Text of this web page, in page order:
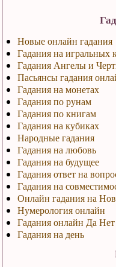
Новые онлайн гадания
Гадания на игральных
Гадания Ангелы и
Пасьянсы гадания
Гадания на монетах
Гадания по рунам
Гадания по книгам
Гадания на кубиках
Народные гадания
Гадания на любовь
Гадания на будущее
Гадания ответ на
Гадания на
Онлайн гадания на
Нумерология онлайн
Гадания онлайн Да Нет
Гадания на день